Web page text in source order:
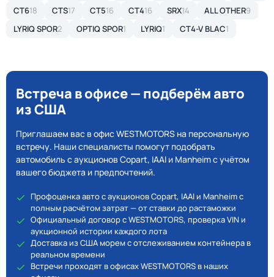
CT618 CTS17 CT516 CT416 SRX14 ALL OTHER9
LYRIQ SPOR2 OPTIQ SPOR1 LYRIQ1 CT4-V BLAC1
Встреча в офисе — подберём авто
из США
Приглашаем вас в офис WESTMOTORS на персональную
встречу. Наши специалисты помогут подобрать
автомобиль с аукционов Copart, IAAI и Manheim с учётом
вашего бюджета и предпочтений.
Профоценка авто с аукционов Copart, IAAI и Manheim с
полным расчётом затрат — от ставки до растаможки
Официальный договор с WESTMOTORS, проверка VIN и
аукционной истории каждого лота
Доставка из США морем с отслеживанием контейнера в
реальном времени
Встречи проходят в офисах WESTMOTORS в наших